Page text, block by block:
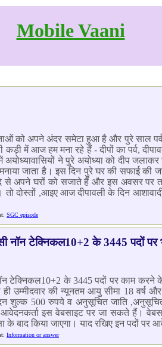
Mobile Vaani
को अपने अंदर समेटा हुआ है और पुरे साल पर्व -
में आज हम मना रहे हैं - दीपों का पर्व,
ने पुरे अयोध्या को दीप
जाता है। इस दिन पुरे घर की सफाई की
से अपने घरों को सजाते हैं और इस अवसर
तो दोस्तों ,आइए आज दीपावली के दिन
SGC episode
नॉन टेक्निकल10+2 के 3445 पदों पर
नॉन टेक्निकल10+2 के 3445 पदों पर काम
उम्मीदवार की न्यूनतम आयु सीमा 18 वर्ष
शुल्क 500 रुपये व अनुसूचित जाति
इस वेबसाइट पर जा सकते हैं।
के बाद किया जाएगा। याद रखिए इन पदों
Information or answer